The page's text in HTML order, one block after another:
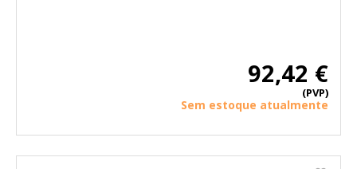
92,42 €
(PVP)
Sem estoque atualmente